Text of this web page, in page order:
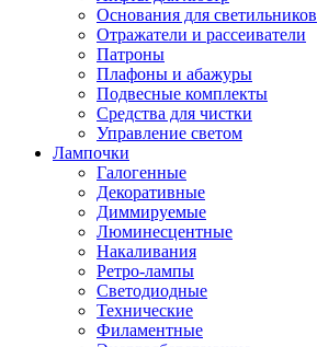
Основания для светильников
Отражатели и рассеиватели
Патроны
Плафоны и абажуры
Подвесные комплекты
Средства для чистки
Управление светом
Лампочки
Галогенные
Декоративные
Диммируемые
Люминесцентные
Накаливания
Ретро-лампы
Светодиодные
Технические
Филаментные